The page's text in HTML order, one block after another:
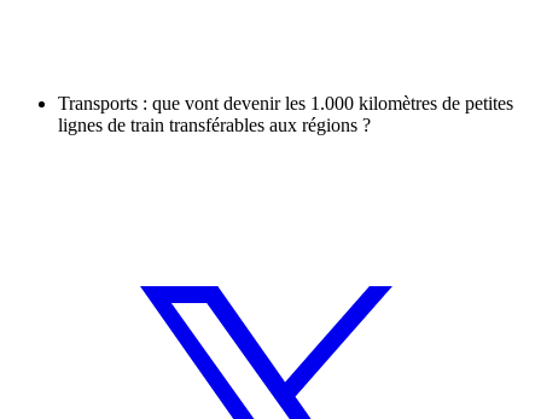
Transports : que vont devenir les 1.000 kilomètres de petites
lignes de train transférables aux régions ?